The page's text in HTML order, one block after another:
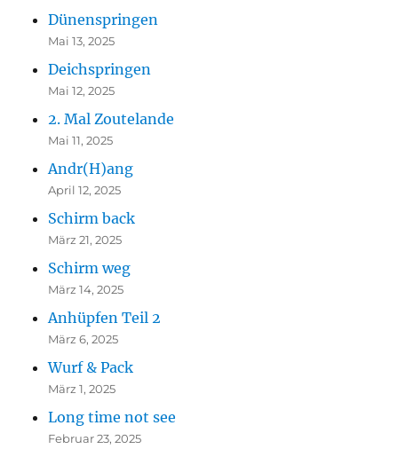
Dünenspringen
Mai 13, 2025
Deichspringen
Mai 12, 2025
2. Mal Zoutelande
Mai 11, 2025
Andr(H)ang
April 12, 2025
Schirm back
März 21, 2025
Schirm weg
März 14, 2025
Anhüpfen Teil 2
März 6, 2025
Wurf & Pack
März 1, 2025
Long time not see
Februar 23, 2025